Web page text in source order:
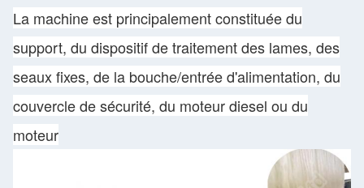
La machine est principalement constituée du
support, du dispositif de traitement des lames, des
seaux fixes, de la bouche/entrée d'alimentation, du
couvercle de sécurité, du moteur diesel ou du
moteur